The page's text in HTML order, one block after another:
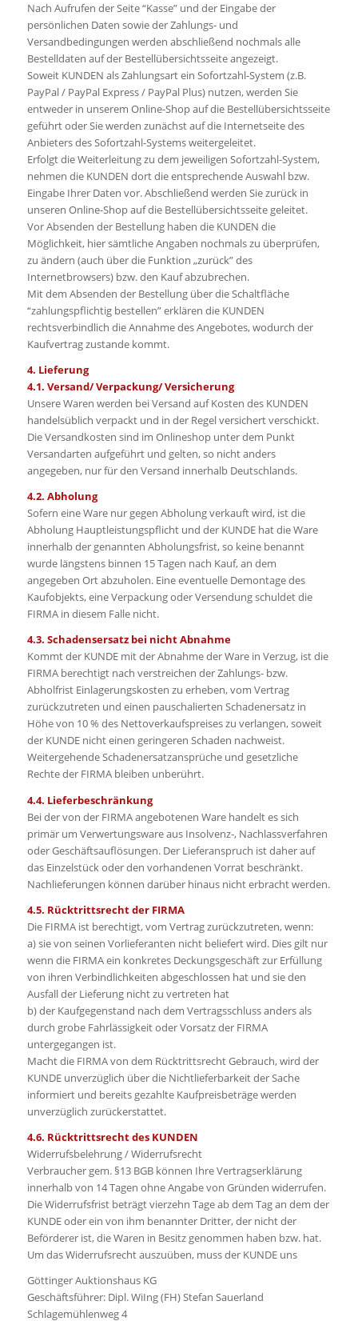
Nach Aufrufen der Seite “Kasse” und der Eingabe der
persönlichen Daten sowie der Zahlungs- und
Versandbedingungen werden abschließend nochmals alle
Bestelldaten auf der Bestellübersichtsseite angezeigt.
Soweit KUNDEN als Zahlungsart ein Sofortzahl-System (z.B.
PayPal / PayPal Express / PayPal Plus) nutzen, werden Sie
entweder in unserem Online-Shop auf die Bestellübersichtsseite
geführt oder Sie werden zunächst auf die Internetseite des
Anbieters des Sofortzahl-Systems weitergeleitet.
Erfolgt die Weiterleitung zu dem jeweiligen Sofortzahl-System,
nehmen die KUNDEN dort die entsprechende Auswahl bzw.
Eingabe Ihrer Daten vor. Abschließend werden Sie zurück in
unseren Online-Shop auf die Bestellübersichtsseite geleitet.
Vor Absenden der Bestellung haben die KUNDEN die
Möglichkeit, hier sämtliche Angaben nochmals zu überprüfen,
zu ändern (auch über die Funktion „zurück” des
Internetbrowsers) bzw. den Kauf abzubrechen.
Mit dem Absenden der Bestellung über die Schaltfläche
“zahlungspflichtig bestellen” erklären die KUNDEN
rechtsverbindlich die Annahme des Angebotes, wodurch der
Kaufvertrag zustande kommt.
4. Lieferung
4.1. Versand/ Verpackung/ Versicherung
Unsere Waren werden bei Versand auf Kosten des KUNDEN
handelsüblich verpackt und in der Regel versichert verschickt.
Die Versandkosten sind im Onlineshop unter dem Punkt
Versandarten aufgeführt und gelten, so nicht anders
angegeben, nur für den Versand innerhalb Deutschlands.
4.2. Abholung
Sofern eine Ware nur gegen Abholung verkauft wird, ist die
Abholung Hauptleistungspflicht und der KUNDE hat die Ware
innerhalb der genannten Abholungsfrist, so keine benannt
wurde längstens binnen 15 Tagen nach Kauf, an dem
angegeben Ort abzuholen. Eine eventuelle Demontage des
Kaufobjekts, eine Verpackung oder Versendung schuldet die
FIRMA in diesem Falle nicht.
4.3. Schadensersatz bei nicht Abnahme
Kommt der KUNDE mit der Abnahme der Ware in Verzug, ist die
FIRMA berechtigt nach verstreichen der Zahlungs- bzw.
Abholfrist Einlagerungskosten zu erheben, vom Vertrag
zurückzutreten und einen pauschalierten Schadenersatz in
Höhe von 10 % des Nettoverkaufspreises zu verlangen, soweit
der KUNDE nicht einen geringeren Schaden nachweist.
Weitergehende Schadenersatzansprüche und gesetzliche
Rechte der FIRMA bleiben unberührt.
4.4. Lieferbeschränkung
Bei der von der FIRMA angebotenen Ware handelt es sich
primär um Verwertungsware aus Insolvenz-, Nachlassverfahren
oder Geschäftsauflösungen. Der Lieferanspruch ist daher auf
das Einzelstück oder den vorhandenen Vorrat beschränkt.
Nachlieferungen können darüber hinaus nicht erbracht werden.
4.5. Rücktrittsrecht der FIRMA
Die FIRMA ist berechtigt, vom Vertrag zurückzutreten, wenn:
a) sie von seinen Vorlieferanten nicht beliefert wird. Dies gilt nur
wenn die FIRMA ein konkretes Deckungsgeschäft zur Erfüllung
von ihren Verbindlichkeiten abgeschlossen hat und sie den
Ausfall der Lieferung nicht zu vertreten hat
b) der Kaufgegenstand nach dem Vertragsschluss anders als
durch grobe Fahrlässigkeit oder Vorsatz der FIRMA
untergegangen ist.
Macht die FIRMA von dem Rücktrittsrecht Gebrauch, wird der
KUNDE unverzüglich über die Nichtlieferbarkeit der Sache
informiert und bereits gezahlte Kaufpreisbeträge werden
unverzüglich zurückerstattet.
4.6. Rücktrittsrecht des KUNDEN
Widerrufsbelehrung / Widerrufsrecht
Verbraucher gem. §13 BGB können Ihre Vertragserklärung
innerhalb von 14 Tagen ohne Angabe von Gründen widerrufen.
Die Widerrufsfrist beträgt vierzehn Tage ab dem Tag an dem der
KUNDE oder ein von ihm benannter Dritter, der nicht der
Beförderer ist, die Waren in Besitz genommen haben bzw. hat.
Um das Widerrufsrecht auszuüben, muss der KUNDE uns
Göttinger Auktionshaus KG
Geschäftsführer: Dipl. WiIng (FH) Stefan Sauerland
Schlagemühlenweg 4